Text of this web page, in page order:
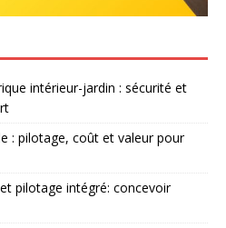
intérieur-jardin : sécurité et
: pilotage, coût et valeur pour
pilotage intégré: concevoir